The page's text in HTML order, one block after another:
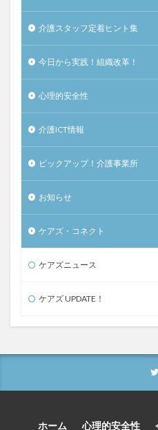
介護スタッフ定着ヒント集
今日から実践！組織改革！
心理的安全性
介護ICT情報
ピックアップ！介護事業所
お知らせ
ケアズ・コネクト
ケアズニュース
ケアズ UPDATE！
ホーム 心理的安全性